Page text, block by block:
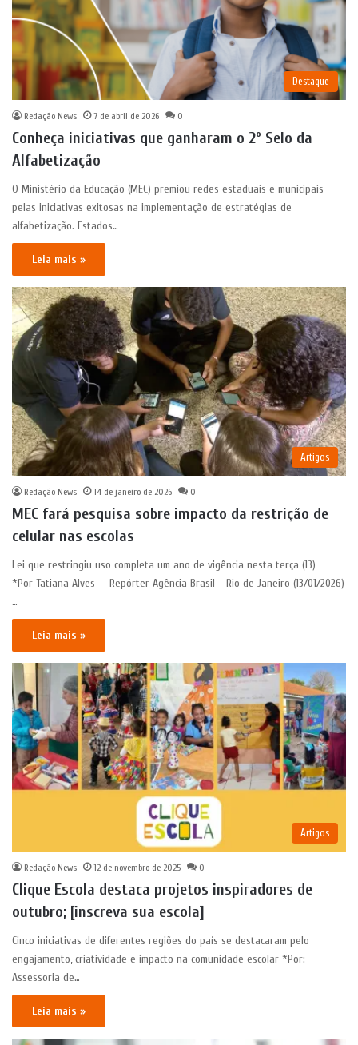
Destaque
Redação News 7 de abril de 2026 0
Conheça iniciativas que ganharam o 2º Selo da
Alfabetização
O Ministério da Educação (MEC) premiou redes estaduais e municipais
pelas iniciativas exitosas na implementação de estratégias de
alfabetização. Estados…
Leia mais »
Artigos
Redação News 14 de janeiro de 2026 0
MEC fará pesquisa sobre impacto da restrição de
celular nas escolas
Lei que restringiu uso completa um ano de vigência nesta terça (13)
*Por Tatiana Alves – Repórter Agência Brasil – Rio de Janeiro (13/01/2026)
…
Leia mais »
Artigos
Redação News 12 de novembro de 2025 0
Clique Escola destaca projetos inspiradores de
outubro; [inscreva sua escola]
Cinco iniciativas de diferentes regiões do país se destacaram pelo
engajamento, criatividade e impacto na comunidade escolar *Por:
Assessoria de…
Leia mais »